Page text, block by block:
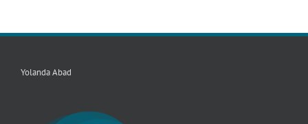
Yolanda Abad